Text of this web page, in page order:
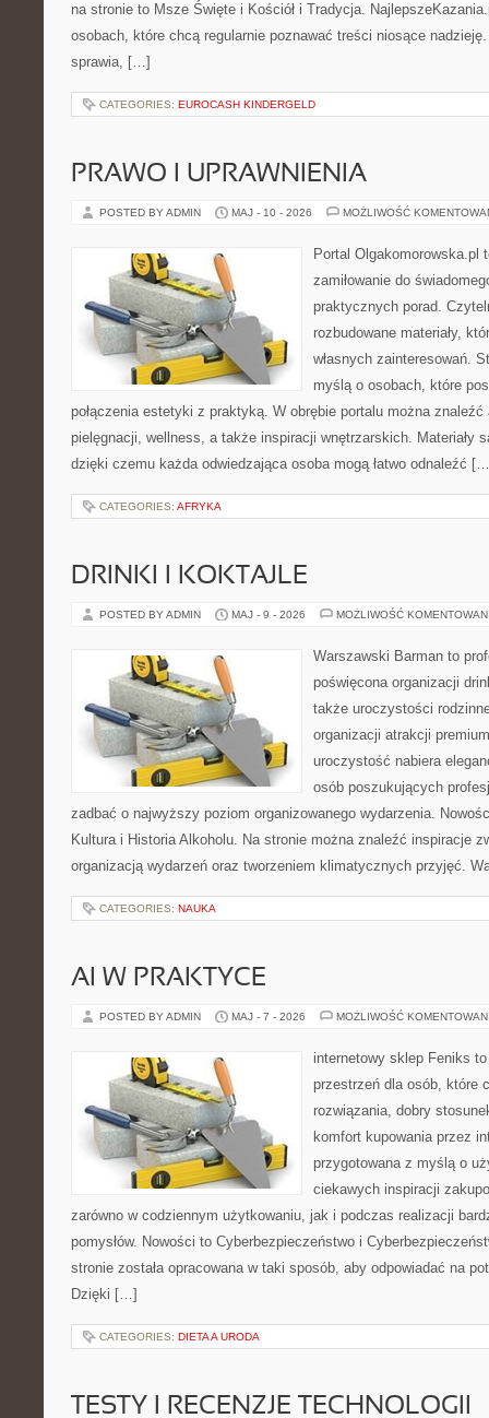
na stronie to Msze Święte i Kościół i Tradycja.
osobach, które chcą regularnie poznawać treści niosące nadzieję.
sprawia, […]
CATEGORIES: EUROCASH KINDERGELD
PRAWO I UPRAWNIENIA
POSTED BY ADMIN MAJ - 10 - 2026 MOŻLIWOŚĆ
Portal Olgakomorowska.pl
zamiłowanie do
praktycznych porad.
rozbudowane materiały,
własnych zainteresowań.
myślą o osobach, które
połączenia estetyki z praktyką. W obrębie portalu można
pielęgnacji, wellness, a także inspiracji wnętrzarskich. Materiały
dzięki czemu każda odwiedzająca osoba mogą łatwo odnaleźć
CATEGORIES: AFRYKA
DRINKI I KOKTAJLE
POSTED BY ADMIN MAJ - 9 - 2026 MOŻLIWOŚĆ
Warszawski Barman to
poświęcona organizacji
także uroczystości
organizacji atrakcji
uroczystość nabiera
osób poszukujących
zadbać o najwyższy poziom organizowanego wydarzenia.
Kultura i Historia Alkoholu. Na stronie można znaleźć inspiracje
organizacją wydarzeń oraz tworzeniem klimatycznych przyjęć.
CATEGORIES: NAUKA
AI W PRAKTYCE
POSTED BY ADMIN MAJ - 7 - 2026 MOŻLIWOŚĆ
internetowy sklep Feniks
przestrzeń dla osób, które
rozwiązania, dobry
komfort kupowania przez
przygotowana z myślą o
ciekawych inspiracji
zarówno w codziennym użytkowaniu, jak i podczas realizacji
pomysłów. Nowości to Cyberbezpieczeństwo i
stronie została opracowana w taki sposób, aby odpowiadać na
Dzięki […]
CATEGORIES: DIETA A URODA
TESTY I RECENZJE TECHNOLOGII